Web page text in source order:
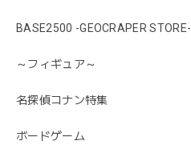
BASE2500 -GEOCRAPER STORE-
～フィギュア～
名探偵コナン特集
ボードゲーム